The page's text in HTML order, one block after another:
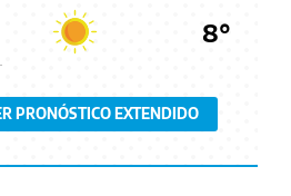
8°
PRONÓSTICO EXTENDIDO